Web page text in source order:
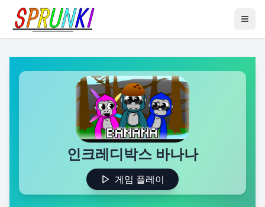
인크레디박스 바나나
게임 플레이